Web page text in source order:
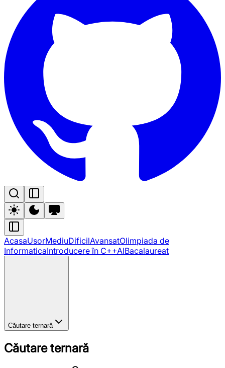
AcasaUsorMediuDificilAvansatOlimpiada de
InformaticaIntroducere în C++AIBacalaureat
Căutare ternară
Căutare ternară